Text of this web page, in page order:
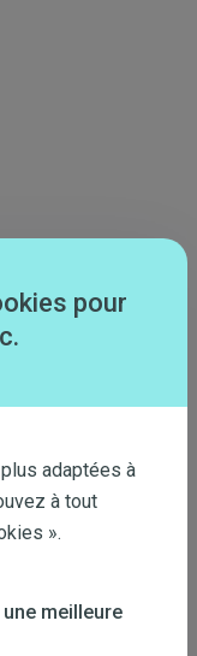
pour
adaptées à
à tout
».
meilleure